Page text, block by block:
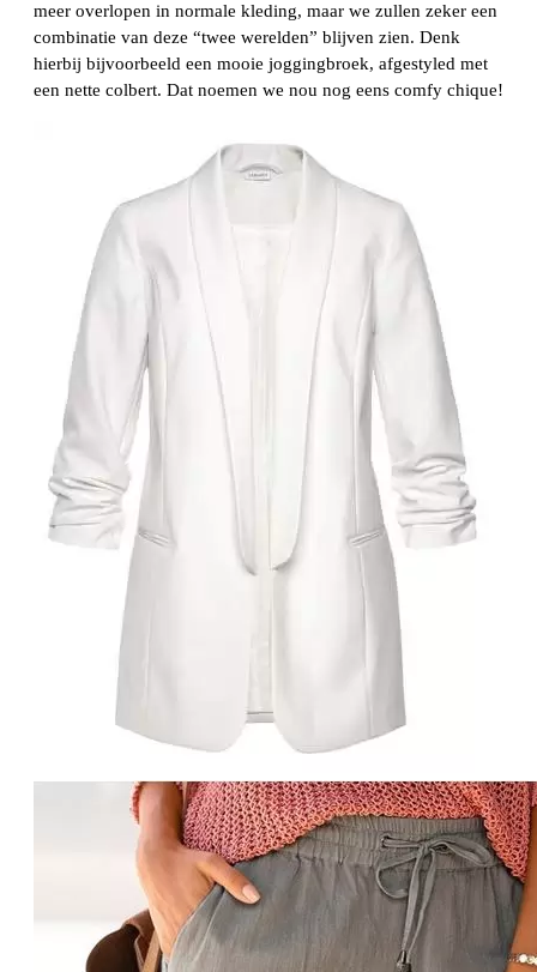
meer overlopen in normale kleding, maar we zullen zeker een
combinatie van deze “twee werelden” blijven zien. Denk
hierbij bijvoorbeeld een mooie joggingbroek, afgestyled met
een nette colbert. Dat noemen we nou nog eens comfy chique!